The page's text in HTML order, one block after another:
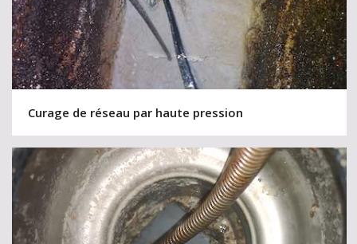
Curage de réseau par haute pression